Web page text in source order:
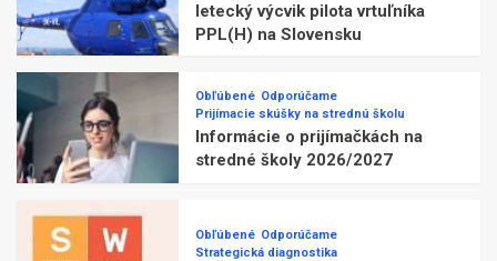
letecký výcvik pilota vrtuľníka
PPL(H) na Slovensku
Obľúbené Odporúčame
Prijímacie skúšky na strednú školu
Informácie o prijímačkách na
stredné školy 2026/2027
Obľúbené Odporúčame
Strategická diagnostika